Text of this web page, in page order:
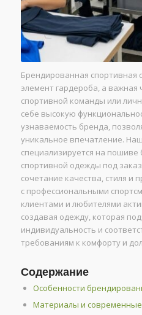
Брендированная спортивная
элемент гардероба, а
спортивной команды или
себе высокую
узнаваемость бренда,
уникальное впечатление.
специализируется на
спортивной одежды под
сочетание качества, стиля и
с профессиональными
клиентами и любителями
создавая одежду, которая
индивидуальность и
требованиям к комфорту и
Содержание
Особенности
Материалы и современные